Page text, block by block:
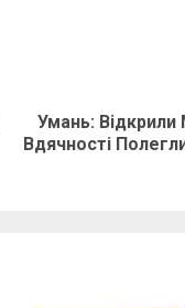
Previous
Next
Умань:
Вдячності